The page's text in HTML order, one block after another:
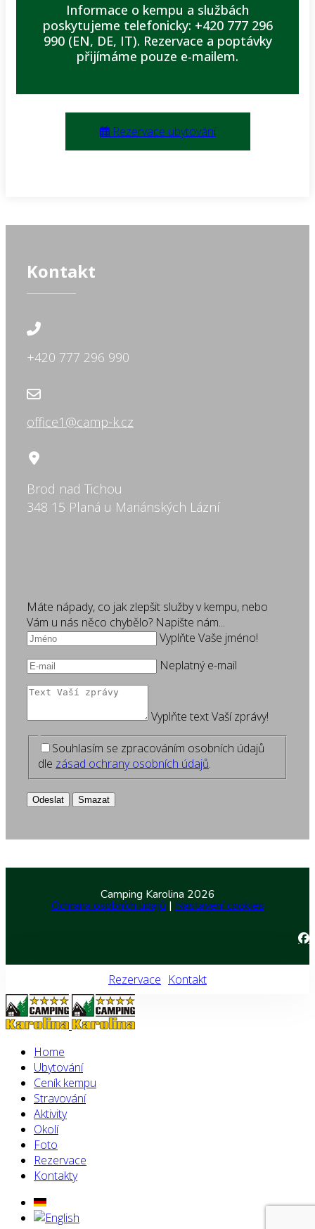
Informace o kempu a službách
poskytujeme telefonicky: +420 777 296
990 (EN, DE, IT). Rezervace a poptávky
přijímáme pouze e-mailem.
Rezervace ubytování
Kontakt
+420 777 296 990
office1@camp-k.cz
Brod nad Tichou
348 15 Planá u Mariánských Lázní
Máte nápady, co jak zlepšit služby v kempu, nebo
Vám u nás něco chybělo? Napište nám...
Vyplňte Vaše jméno!
Neplatný e-mail
Vyplňte text Vaší zprávy!
Souhlasím se zpracováním osobních údajů
dle zásad ochrany osobních údajů.
Odeslat Smazat
Camping Karolina 2026
Ochrana osobních údajů | Nastavení cookies
Rezervace Kontakt
Home
Ubytování
Ceník kempu
Stravování
Aktivity
Okolí
Foto
Rezervace
Kontakty